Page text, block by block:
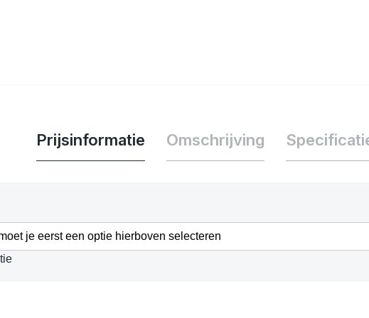
Prijsinformatie Omschrijving
je eerst een optie hierboven selecteren